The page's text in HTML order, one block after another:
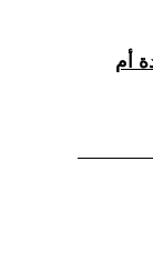
أم